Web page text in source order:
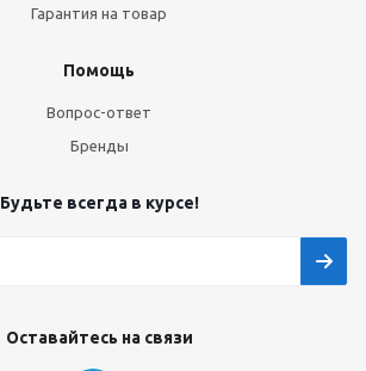
Гарантия на товар
Помощь
Вопрос-ответ
Бренды
Будьте всегда в курсе!
Оставайтесь на связи